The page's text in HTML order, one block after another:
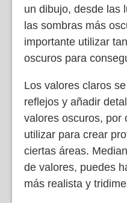
un dibujo, desde las
las sombras más
importante utilizar
oscuros para
Los valores claros
reflejos y añadir
valores oscuros, por
utilizar para crear
ciertas áreas.
de valores, puedes
más realista y